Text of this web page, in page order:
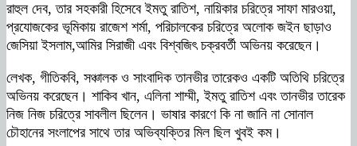
রাহুল দেব, তার সহকারী হিসেবে ইমতু রাতিশ, নায়িকার চরিত্রে সাফা মারওয়া,
প্রযোজকের ভূমিকায় রাজেশ শর্মা, পরিচালকের চরিত্রে অলোক জইন ছাড়াও
জেসিয়া ইসলাম,আমির সিরাজী এবং বিশ্বজিৎ চক্রবর্তী অভিনয় করেছেন।
লেখক, গীতিকবি, সঞ্চালক ও সাংবাদিক তানভীর তারেকও একটি অতিথি চরিত্রে
অভিনয় করেছেন। শাকিব খান, এলিনা শাম্মী, ইমতু রাতিশ এবং তানভীর তারেক
নিজ নিজ চরিত্রে সাবলীল ছিলেন। ভাষার কারণে কি না জানি না সোনাল
চৌহানের সংলাপের সাথে তার অভিব্যক্তির মিল ছিল খুবই কম।